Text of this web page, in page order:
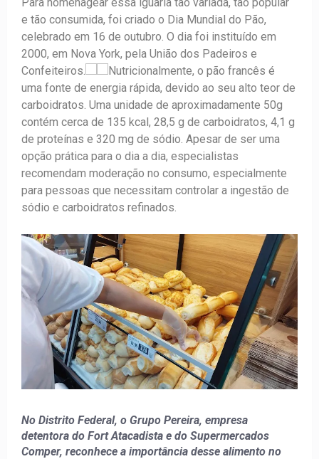
e tão consumida, foi criado o Dia Mundial do Pão,
celebrado em 16 de outubro. O dia foi instituído em
2000, em Nova York, pela União dos Padeiros e
Confeiteiros.
Nutricionalmente, o pão francês é
uma fonte de energia rápida, devido ao seu alto teor de
carboidratos. Uma unidade de aproximadamente 50g
contém cerca de 135 kcal, 28,5 g de carboidratos, 4,1 g
de proteínas e 320 mg de sódio. Apesar de ser uma
opção prática para o dia a dia, especialistas
recomendam moderação no consumo, especialmente
para pessoas que necessitam controlar a ingestão de
sódio e carboidratos refinados.
No Distrito Federal, o Grupo Pereira, empresa
detentora do Fort Atacadista e do Supermercados
Comper, reconhece a importância desse alimento no